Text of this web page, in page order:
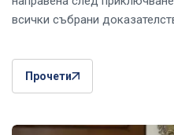
всички събрани
Прочети